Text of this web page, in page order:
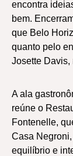
encontra
bem.
que Belo
quanto pelo
Josette Davis,
A ala
reúne o
Fontenelle,
Casa
equilíbrio e